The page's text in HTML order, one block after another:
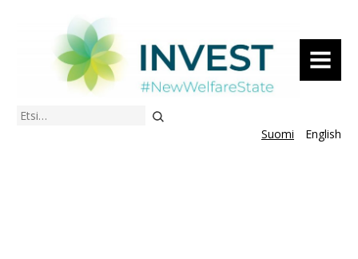
VALIKKO
Etsi
Suomi
English